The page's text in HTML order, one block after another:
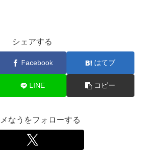
シェアする
Facebook はてブ
LINE コピー
なうをフォローする